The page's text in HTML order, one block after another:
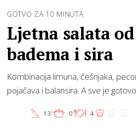
GOTVO ZA 10 MINUTA
Ljetna salata
badema i sira
Kombinacija limuna, češnjaka,
pojačava i balansira. A sve je
13' 0' 4